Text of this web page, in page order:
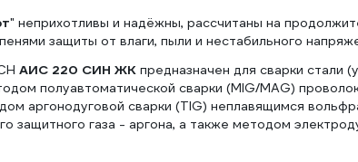
" неприхотливы и надёжны, рассчитаны на
защиты от влаги, пыли и нестабильного
АИС 220 СИН ЖК предназначен для сварки стали
полуавтоматической сварки (MIG/MAG)
аргонодуговой сварки (TIG) неплавящимся
защитного газа - аргона, а также методом